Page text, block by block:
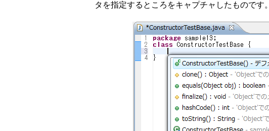
タを指定するところをキャプチャしたものです。